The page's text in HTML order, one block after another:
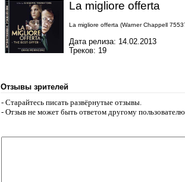
La migliore offerta
La migliore offerta (Warner Chappell
Дата релиза: 14.02.2013
Треков: 19
Отзывы зрителей
- Старайтесь писать развёрнутые отзывы.
- Отзыв не может быть ответом другому